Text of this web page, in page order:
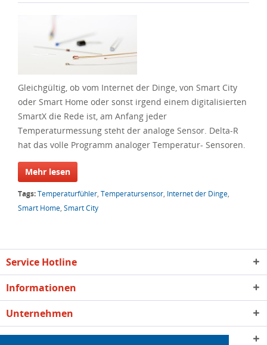
Gleichgültig, ob vom Internet der Dinge, von Smart City
oder Smart Home oder sonst irgend einem digitalisierten
SmartX die Rede ist, am Anfang jeder
Temperaturmessung steht der analoge Sensor. Delta-R
hat das volle Programm analoger Temperatur- Sensoren.
Mehr lesen
Tags:Temperaturfühler, Temperatursensor, Internet der Dinge,
Smart Home, Smart City
Service Hotline
Informationen
Unternehmen
Qualität